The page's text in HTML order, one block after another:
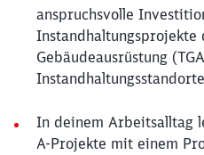
anspruchsvolle
Instandhaltungsprojekte
Gebäudeausrüstung
In deinem Arbeitsalltag
A‑Projekte mit einem